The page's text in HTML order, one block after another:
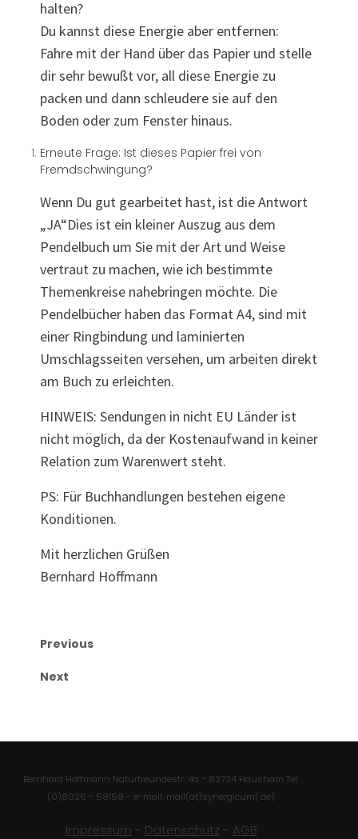
halten?
Du kannst diese Energie aber entfernen:
Fahre mit der Hand über das Papier und stelle
dir sehr bewußt vor, all diese Energie zu
packen und dann schleudere sie auf den
Boden oder zum Fenster hinaus.
Erneute Frage: Ist dieses Papier frei von
Fremdschwingung?
Wenn Du gut gearbeitet hast, ist die Antwort
„JA“Dies ist ein kleiner Auszug aus dem
Pendelbuch um Sie mit der Art und Weise
vertraut zu machen, wie ich bestimmte
Themenkreise nahebringen möchte. Die
Pendelbücher haben das Format A4, sind mit
einer Ringbindung und laminierten
Umschlagsseiten versehen, um arbeiten direkt
am Buch zu erleichten.
HINWEIS: Sendungen in nicht EU Länder ist
nicht möglich, da der Kostenaufwand in keiner
Relation zum Warenwert steht.
PS: Für Buchhandlungen bestehen eigene
Konditionen.
Mit herzlichen Grüßen
Bernhard Hoffmann
Previous
Next
Bernhard Hoffmann Naturfreundestr. 4a - 83734 Hausham Tel:
(0)8026 - 58158 - e-mail: mail(at)synergicum(.de)
Impressum - Datenschutz - AGB